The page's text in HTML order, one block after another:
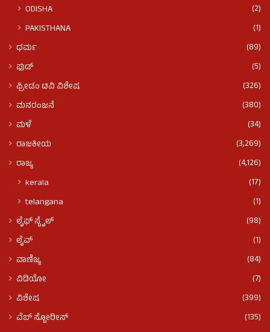
ODISHA
(2)
PAKISTHANA
(1)
ಧರ್ಮ
(89)
ಫುಡ್​​
(5)
ಫ್ರೀಡಂ ಟಿವಿ ವಿಶೇಷ
(326)
ಮನರಂಜನೆ
(380)
ಮಳೆ
(34)
ರಾಜಕೀಯ
(3,269)
ರಾಜ್ಯ
(4,126)
kerala
(17)
telangana
(1)
ಲೈಫ್ ಸ್ಟೈಲ್
(98)
ಲೈವ್
(1)
ವಾಣಿಜ್ಯ
(84)
ವಿಡಿಯೋ
(7)
ವಿಶೇಷ
(399)
ವೆಬ್ ಸ್ಟೋರೀಸ್
(135)